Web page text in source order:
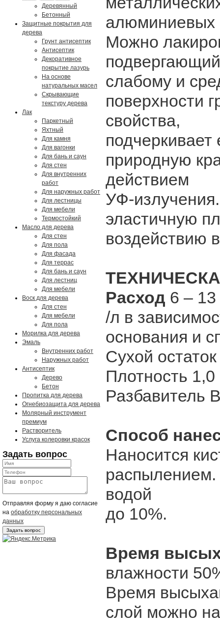
Деревянный
Бетонный
Защитные покрытия для
дерева
Грунт антисептик
Антисептик
Декоративное
покрытие лазурь
На основе
натуральных масел
Скрывающие
текстуру дерева
Лак
Паркетный
Яхтный
Для камня
Для вагонки
Для бань и саун
Для стен
Для внутренних
работ
Для наружных работ
Для лестницы
Для мебели
Термостойкий
Масло для дерева
Для стен
Для пола
Для фасада
Для террас
Для бань и саун
Для лестниц
Для мебели
Воск для дерева
Для стен
Для мебели
Для пола
Морилка для дерева
Эмаль
Внутренних работ
Наружных работ
Антисептик
Дерево
Бетон
Пропитка для дерева
Огнебиозащита для дерева
Молярный инструмент
премиум
Растворитель
Услуга колеровки красок
Задать вопрос
Отправляя форму я даю согласие
на обработку персональных
данных
алюминиевых
Можно
слабому и
поверхности
свойства,
подчеркивает
природную
действием
УФ-
эластичную
воздействию
Расход 6 –
/л в
основания и
Сухой
Плотность 1,0
Разбавитель
Способ
Наносится
распылением.
водой
до 10%.
Время
влажности
Время
слой можно